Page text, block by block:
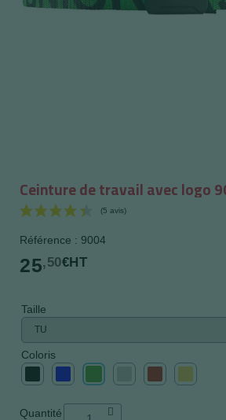
Ceinture de travail avec logo
Référence : 9004
25,50€HT
Taille
Coloris
Quantité